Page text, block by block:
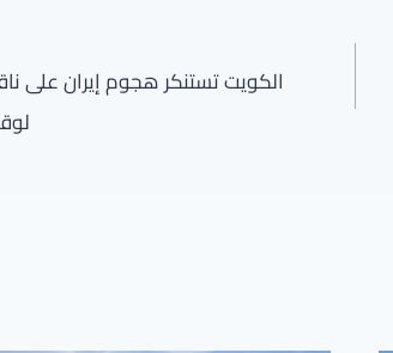
الكويت تستنكر هجوم إيران على